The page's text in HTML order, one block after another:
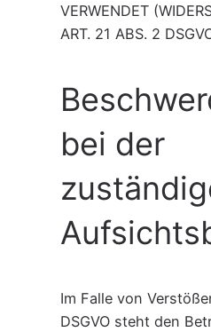
VERWENDET
ART. 21 ABS. 2
bei der
Im Falle von
DSGVO steht den